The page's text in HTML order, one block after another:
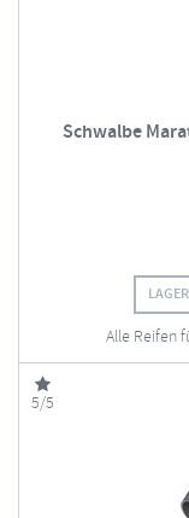
Schwalbe
Alle Reifen
5/5